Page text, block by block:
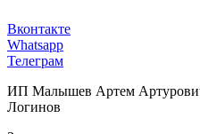
Вконтакте
Whatsapp
Телеграм
ИП Малышев Артем
Логинов